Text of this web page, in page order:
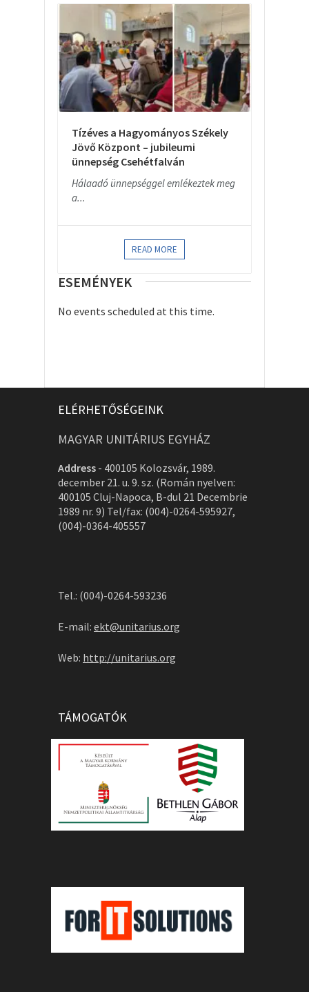
Tízéves a Hagyományos Székely
Jövő Központ – jubileumi
ünnepség Csehétfalván
Hálaadó ünnepséggel emlékeztek meg
a...
READ MORE
ESEMÉNYEK
No events scheduled at this time.
ELÉRHETŐSÉGEINK
MAGYAR UNITÁRIUS EGYHÁZ
Address - 400105 Kolozsvár, 1989.
december 21. u. 9. sz. (Román nyelven:
400105 Cluj-Napoca, B-dul 21 Decembrie
1989 nr. 9) Tel/fax: (004)-0264-595927,
(004)-0364-405557
Tel.: (004)-0264-593236
E-mail: ekt@unitarius.org
Web: http://unitarius.org
TÁMOGATÓK